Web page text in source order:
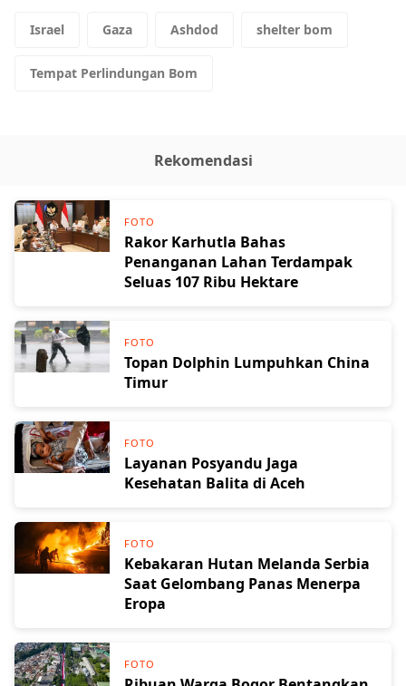
Israel Gaza Ashdod shelter bom
Tempat Perlindungan Bom
Rekomendasi
FOTO
Rakor Karhutla Bahas
Penanganan Lahan Terdampak
Seluas 107 Ribu Hektare
FOTO
Topan Dolphin Lumpuhkan China
Timur
FOTO
Layanan Posyandu Jaga
Kesehatan Balita di Aceh
FOTO
Kebakaran Hutan Melanda Serbia
Saat Gelombang Panas Menerpa
Eropa
FOTO